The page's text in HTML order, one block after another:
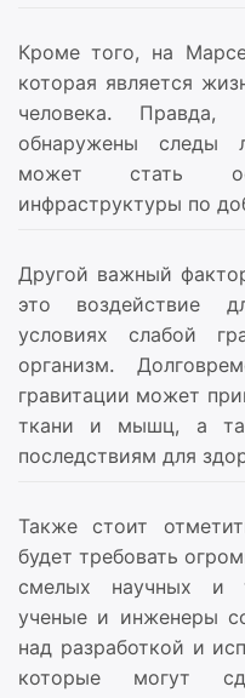
Кроме того, на
которая является
человека. Правда,
обнаружены следы
может стать
инфраструктуры по
Другой важный
это воздействие
условиях слабой
организм.
гравитации может
ткани и мышц, а
последствиям для
Также стоит
будет требовать
смелых научных и
ученые и инженеры
над разработкой и
которые могут